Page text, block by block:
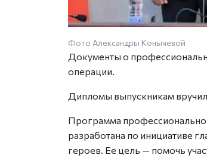
Фото Александры Конычевой
Документы о
операции.
Дипломы выпускникам
Программа
разработана по инициативе
героев. Ее цель — помочь